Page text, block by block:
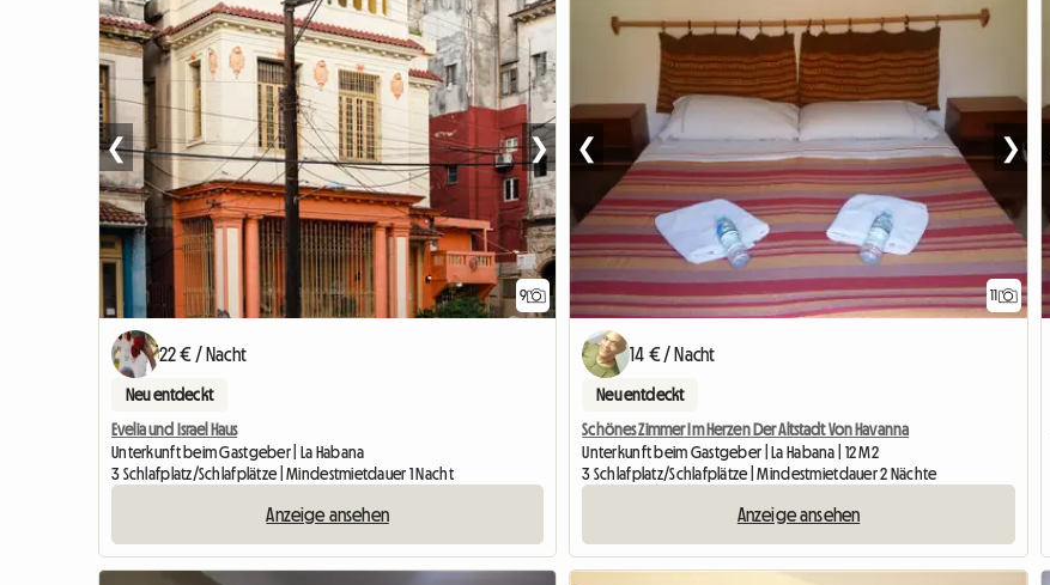
9
❮ ❯
22 € / Nacht
Neu entdeckt
Evelia und Israel Haus
Unterkunft beim Gastgeber | La Habana
3 Schlafplatz/Schlafplätze | Mindestmietdauer 1 Nacht
Anzeige ansehen
11
❮ ❯
14 € / Nacht
Neu entdeckt
Schönes Zimmer Im Herzen Der Altstadt Von Havanna
Unterkunft beim Gastgeber | La Habana | 12 M2
3 Schlafplatz/Schlafplätze | Mindestmietdauer 2 Nächte
Anzeige ansehen